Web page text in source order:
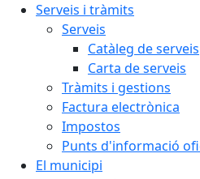
Serveis i tràmits
Serveis
Catàleg de serveis
Carta de serveis
Tràmits i gestions
Factura electrònica
Impostos
Punts d'informació
El municipi